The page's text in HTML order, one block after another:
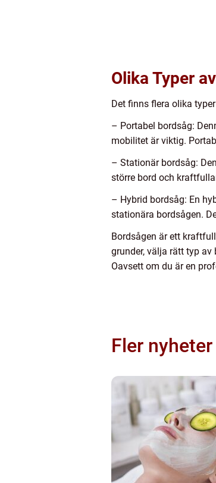
Olika Typer
Det finns flera olika
– Portabel bordsåg:
mobilitet är viktig.
– Stationär bordsåg:
större bord och
– Hybrid bordsåg: En
stationära bordsågen.
Bordsågen är ett
grunder, välja rätt typ
Oavsett om du är en
Fler nyheter